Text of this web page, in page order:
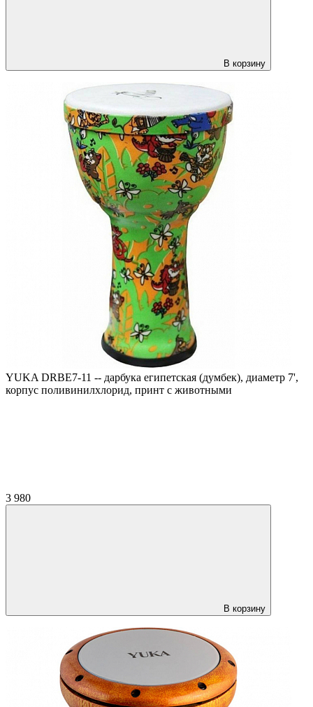
В корзину
YUKA DRBE7-11 -- дарбука египетская (думбек), диаметр 7',
корпус поливинилхлорид, принт с животными
3 980
В корзину